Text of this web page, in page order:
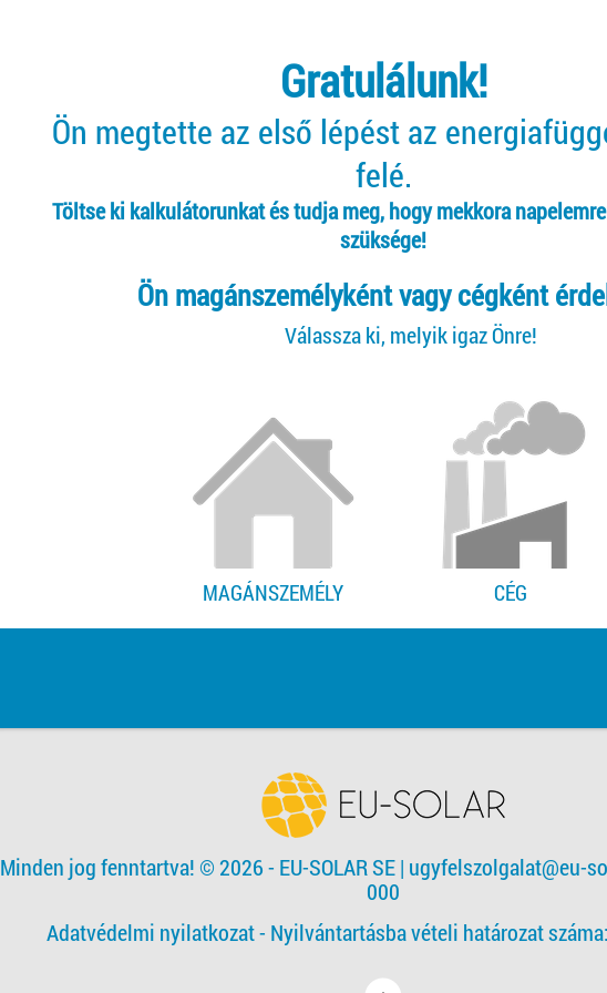
Gratulálunk!
Ön megtette az első lépést az
felé.
Töltse ki kalkulátorunkat és tudja meg, hogy mekkora
szüksége!
Ön magánszemélyként vagy cégként
Válassza ki, melyik igaz Önre!
MAGÁNSZEMÉLY CÉG
Minden jog fenntartva! © 2026 - EU-SOLAR SE| ugyfelszolgalat@eu-
000
Adatvédelmi nyilatkozat - Nyilvántartásba vételi határozat